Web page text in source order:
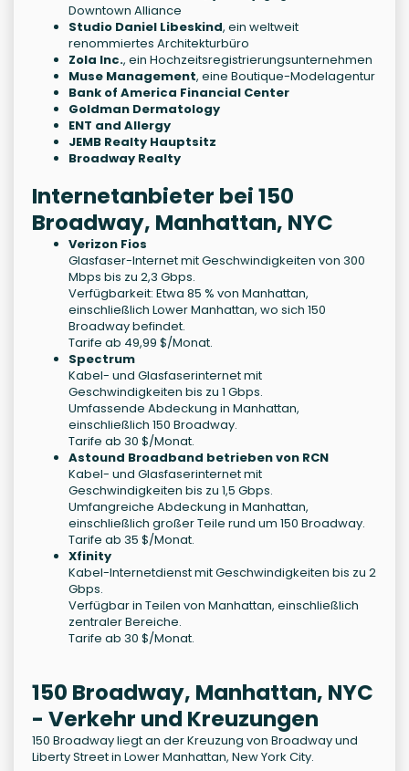
Downtown Alliance
Studio Daniel Libeskind, ein weltweit
renommiertes Architekturbüro
Zola Inc., ein Hochzeitsregistrierungsunternehmen
Muse Management, eine Boutique-Modelagentur
Bank of America Financial Center
Goldman Dermatology
ENT and Allergy
JEMB Realty Hauptsitz
Broadway Realty
Internetanbieter bei 150
Broadway, Manhattan, NYC
Verizon Fios
Glasfaser-Internet mit Geschwindigkeiten von 300
Mbps bis zu 2,3 Gbps.
Verfügbarkeit: Etwa 85 % von Manhattan,
einschließlich Lower Manhattan, wo sich 150
Broadway befindet.
Tarife ab 49,99 $/Monat.
Spectrum
Kabel- und Glasfaserinternet mit
Geschwindigkeiten bis zu 1 Gbps.
Umfassende Abdeckung in Manhattan,
einschließlich 150 Broadway.
Tarife ab 30 $/Monat.
Astound Broadband betrieben von RCN
Kabel- und Glasfaserinternet mit
Geschwindigkeiten bis zu 1,5 Gbps.
Umfangreiche Abdeckung in Manhattan,
einschließlich großer Teile rund um 150 Broadway.
Tarife ab 35 $/Monat.
Xfinity
Kabel-Internetdienst mit Geschwindigkeiten bis zu 2
Gbps.
Verfügbar in Teilen von Manhattan, einschließlich
zentraler Bereiche.
Tarife ab 30 $/Monat.
150 Broadway, Manhattan, NYC
- Verkehr und Kreuzungen
150 Broadway liegt an der Kreuzung von Broadway und
Liberty Street in Lower Manhattan, New York City.